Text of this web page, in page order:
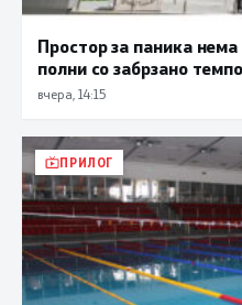
Простор за паника
полни со забрзано темпо
вчера, 14:15
ПРИЛОГ